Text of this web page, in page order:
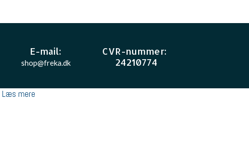
E-mail:
shop@freka.dk
CVR-nummer:
24210774
Læs mere